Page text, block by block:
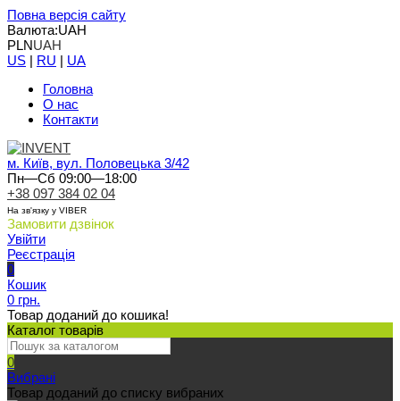
Повна версія сайту
Валюта:UAH
PLNUAH
US | RU | UA
Головна
О нас
Контакти
м. Київ, вул. Половецька 3/42
Пн—Сб 09:00—18:00
+38 097 384 02 04
На зв'язку у VIBER
Замовити дзвінок
Увійти
Реєстрація
0
Кошик
0 грн.
Товар доданий до кошика!
Каталог товарів
0
Вибрані
Товар доданий до списку вибраних